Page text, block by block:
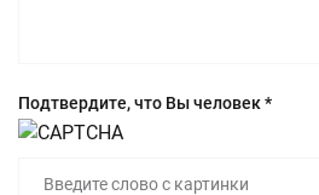
Подтвердите, что Вы человек *